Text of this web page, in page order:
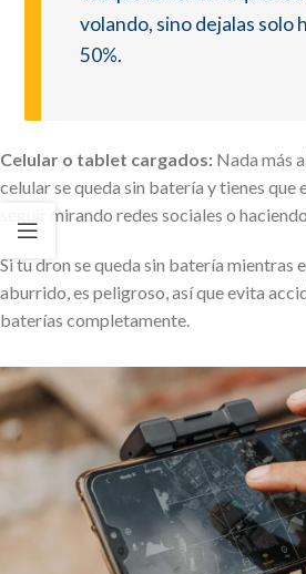
volando, sino dejalas solo
50%.
Celular o tablet cargados: Nada más
celular se queda sin batería y tienes que
seguir mirando redes sociales o
Si tu dron se queda sin batería mientras
aburrido, es peligroso, así que evita
baterías completamente.